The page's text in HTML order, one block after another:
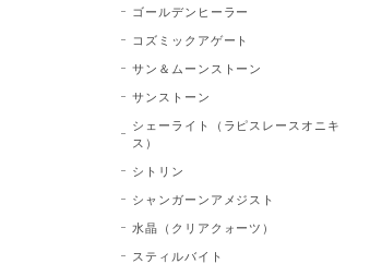
ゴールデンヒーラー
コズミックアゲート
サン＆ムーンストーン
サンストーン
シェーライト（ラピスレースオニキ
ス）
シトリン
シャンガーンアメジスト
水晶（クリアクォーツ）
スティルバイト